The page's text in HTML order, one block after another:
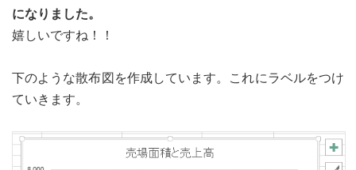
になりました。
嬉しいですね！！
下のような散布図を作成しています。これにラベルをつけ
ていきます。